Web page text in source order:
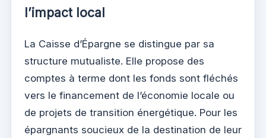
l’impact local
La Caisse d’Épargne se distingue par sa
structure mutualiste. Elle propose des
comptes à terme dont les fonds sont fléchés
vers le financement de l’économie locale ou
de projets de transition énergétique. Pour les
épargnants soucieux de la destination de leur